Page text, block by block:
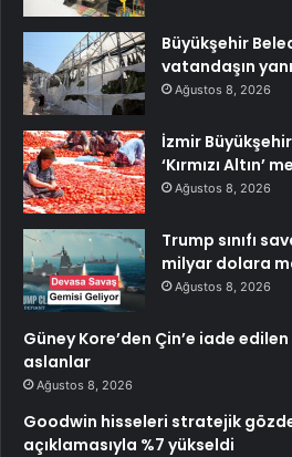
Büyükşehir
vatandaşın
Ağustos 8, 2026
İzmir
‘Kırmızı Altın’
Ağustos 8, 2026
Trump sınıfı
milyar dolara
Ağustos 8, 2026
Güney Kore’den Çin’e iade
aslanlar
Ağustos 8, 2026
Goodwin hisseleri stratejik
açıklamasıyla %7 yükseldi